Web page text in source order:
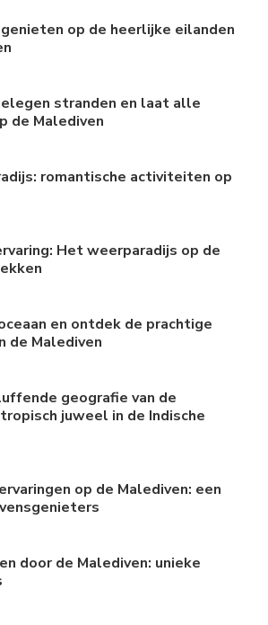
op de heerlijke eilanden
stranden en laat alle
de Malediven
romantische activiteiten op
Het weerparadijs op de
en ontdek de prachtige
de Malediven
geografie van de
juweel in de Indische
op de Malediven: een
door de Malediven: unieke